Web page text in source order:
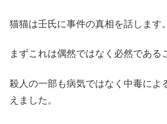
猫猫は壬氏に事件の真相を話します。
まずこれは偶然ではなく必然である
殺人の一部も病気ではなく中毒によ
えました。